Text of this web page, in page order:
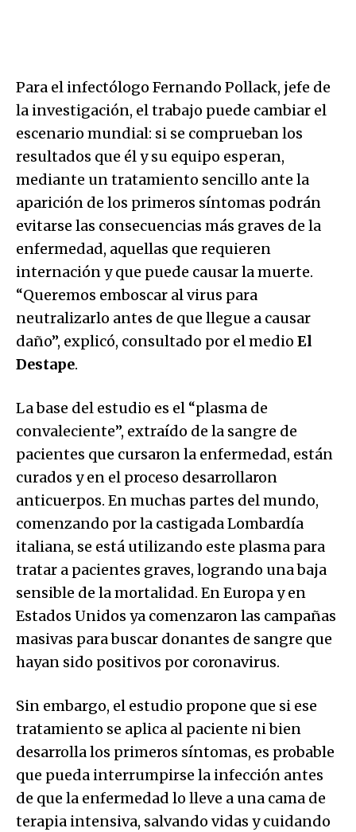
Para el infectólogo Fernando Pollack, jefe de
la investigación, el trabajo puede cambiar el
escenario mundial: si se comprueban los
resultados que él y su equipo esperan,
mediante un tratamiento sencillo ante la
aparición de los primeros síntomas podrán
evitarse las consecuencias más graves de la
enfermedad, aquellas que requieren
internación y que puede causar la muerte.
“Queremos emboscar al virus para
neutralizarlo antes de que llegue a causar
daño”, explicó, consultado por el medio El
Destape.
La base del estudio es el “plasma de
convaleciente”, extraído de la sangre de
pacientes que cursaron la enfermedad, están
curados y en el proceso desarrollaron
anticuerpos. En muchas partes del mundo,
comenzando por la castigada Lombardía
italiana, se está utilizando este plasma para
tratar a pacientes graves, logrando una baja
sensible de la mortalidad. En Europa y en
Estados Unidos ya comenzaron las campañas
masivas para buscar donantes de sangre que
hayan sido positivos por coronavirus.
Sin embargo, el estudio propone que si ese
tratamiento se aplica al paciente ni bien
desarrolla los primeros síntomas, es probable
que pueda interrumpirse la infección antes
de que la enfermedad lo lleve a una cama de
terapia intensiva, salvando vidas y cuidando